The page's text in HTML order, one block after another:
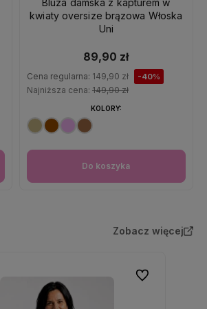
kwiaty oversize brązowa Włoska
Uni
89,90 zł
Cena regularna: 149,90 zł -40%
Najniższa cena: 149,90 zł
Do koszyka
KOLORY:
Zobacz więcej
Do ulubionych